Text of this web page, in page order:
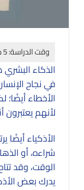
الذكاء
في نجاح
الأخطاء
لأنهم يعتبرون
الأذكياء أيضًا
شراءه، أو
الوقت، وقد
يدرك بعض